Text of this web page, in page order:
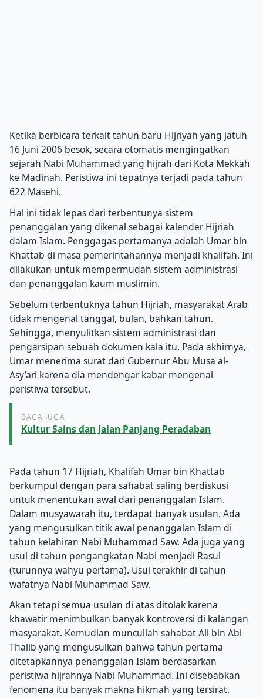
Ketika berbicara terkait tahun baru Hijriyah yang jatuh
16 Juni 2006 besok, secara otomatis mengingatkan
sejarah Nabi Muhammad yang hijrah dari Kota Mekkah
ke Madinah. Peristiwa ini tepatnya terjadi pada tahun
622 Masehi.
Hal ini tidak lepas dari terbentunya sistem
penanggalan yang dikenal sebagai kalender Hijriah
dalam Islam. Penggagas pertamanya adalah Umar bin
Khattab di masa pemerintahannya menjadi khalifah. Ini
dilakukan untuk mempermudah sistem administrasi
dan penanggalan kaum muslimin.
Sebelum terbentuknya tahun Hijriah, masyarakat Arab
tidak mengenal tanggal, bulan, bahkan tahun.
Sehingga, menyulitkan sistem administrasi dan
pengarsipan sebuah dokumen kala itu. Pada akhirnya,
Umar menerima surat dari Gubernur Abu Musa al-
Asy’ari karena dia mendengar kabar mengenai
peristiwa tersebut.
BACA JUGA
Kultur Sains dan Jalan Panjang Peradaban
Pada tahun 17 Hijriah, Khalifah Umar bin Khattab
berkumpul dengan para sahabat saling berdiskusi
untuk menentukan awal dari penanggalan Islam.
Dalam musyawarah itu, terdapat banyak usulan. Ada
yang mengusulkan titik awal penanggalan Islam di
tahun kelahiran Nabi Muhammad Saw. Ada juga yang
usul di tahun pengangkatan Nabi menjadi Rasul
(turunnya wahyu pertama). Usul terakhir di tahun
wafatnya Nabi Muhammad Saw.
Akan tetapi semua usulan di atas ditolak karena
khawatir menimbulkan banyak kontroversi di kalangan
masyarakat. Kemudian muncullah sahabat Ali bin Abi
Thalib yang mengusulkan bahwa tahun pertama
ditetapkannya penanggalan Islam berdasarkan
peristiwa hijrahnya Nabi Muhammad. Ini disebabkan
fenomena itu banyak makna hikmah yang tersirat.